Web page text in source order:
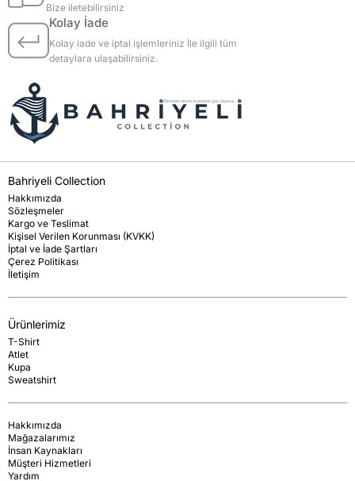
Bize iletebilirsiniz
Kolay İade
Kolay iade ve iptal işlemleriniz İle ilgili tüm
detaylara ulaşabilirsiniz.
Bahriyeli Collection
Hakkımızda
Sözleşmeler
Kargo ve Teslimat
Kişisel Verilen Korunması (KVKK)
İptal ve İade Şartları
Çerez Politikası
İletişim
Ürünlerimiz
T-Shirt
Atlet
Kupa
Sweatshirt
Hakkımızda
Mağazalarımız
İnsan Kaynakları
Müşteri Hizmetleri
Yardım